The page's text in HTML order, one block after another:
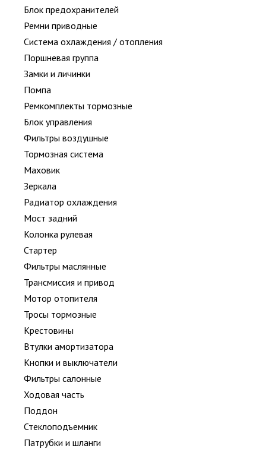
Блок предохранителей
Ремни приводные
Система охлаждения / отопления
Поршневая группа
Замки и личинки
Помпа
Ремкомплекты тормозные
Блок управления
Фильтры воздушные
Тормозная система
Маховик
Зеркала
Радиатор охлаждения
Мост задний
Колонка рулевая
Стартер
Фильтры маслянные
Трансмиссия и привод
Мотор отопителя
Тросы тормозные
Крестовины
Втулки амортизатора
Кнопки и выключатели
Фильтры салонные
Ходовая часть
Поддон
Стеклоподъемник
Патрубки и шланги